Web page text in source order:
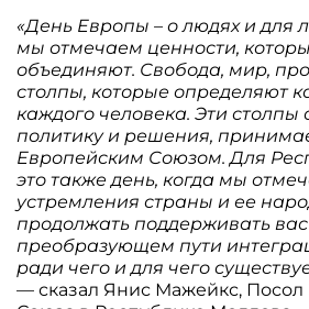
«День Европы – о людях и для
мы отмечаем ценности,
объединяют. Свобода, мир,
столпы, которые определяют
каждого человека. Эти
политику и решения,
Европейским Союзом. Для
это также день, когда мы
устремления страны и ее
продолжать поддерживать
преобразующем пути
ради чего и для чего
— сказал Янис Мажейкс, Посол